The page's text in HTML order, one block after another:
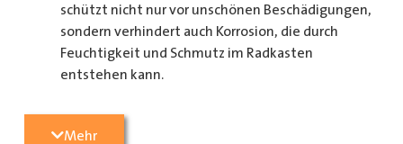
schützt nicht nur vor unschönen Beschädigungen,
sondern verhindert auch Korrosion, die durch
Feuchtigkeit und Schmutz im Radkasten
entstehen kann.
Langlebigkeit
Mehr